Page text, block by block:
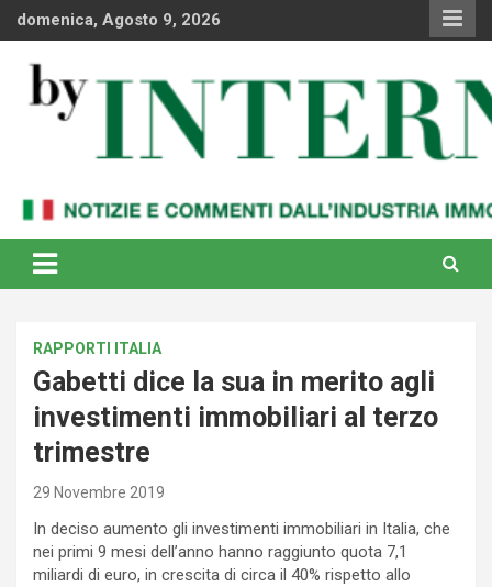
Skipdomenica, Agosto 9, 2026
By Internews
internazionale
RAPPORTI ITALIA
Gabetti dice la sua in merito agli
investimenti immobiliari al terzo
trimestre
29 Novembre 2019
In deciso aumento gli investimenti immobiliari in Italia, che
nei primi 9 mesi dell’anno hanno raggiunto quota 7,1
miliardi di euro, in crescita di circa il 40% rispetto allo